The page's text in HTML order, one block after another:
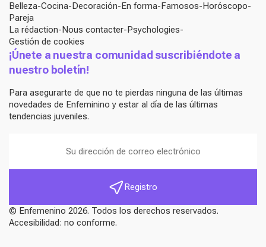
Belleza Cocina Decoración En forma Famosos Horóscopo
Pareja
La rédaction Nous contacter Psychologies
Gestión de cookies
¡Únete a nuestra comunidad suscribiéndote a
nuestro boletín!
Para asegurarte de que no te pierdas ninguna de las últimas
novedades de Enfeminino y estar al día de las últimas
tendencias juveniles.
Registro
© Enfemenino 2026. Todos los derechos reservados.
Accesibilidad: no conforme.